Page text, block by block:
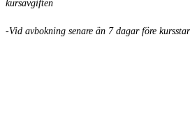
kursavgiften
-Vid avbokning senare än 7 dagar före